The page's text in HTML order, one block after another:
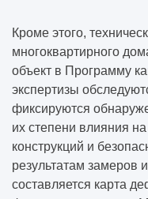
Кроме этого,
многоквартирного
объект в Программу
экспертизы
фиксируются
их степени влияния
конструкций и
результатам замеров
составляется карта